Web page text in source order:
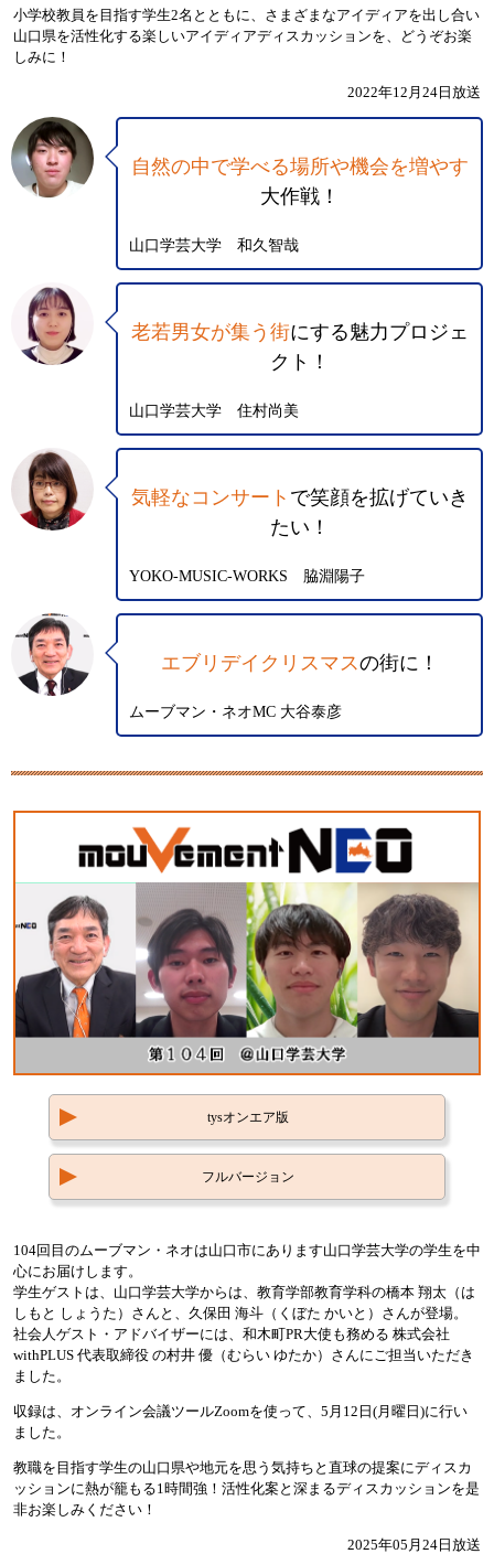
小学校教員を目指す学生2名とともに、さまざまなアイディアを出し合い
山口県を活性化する楽しいアイディアディスカッションを、どうぞお楽
しみに！
2022年12月24日放送
自然の中で学べる場所や機会を増やす
大作戦！
山口学芸大学 和久智哉
老若男女が集う街にする魅力プロジェ
クト！
山口学芸大学 住村尚美
気軽なコンサート で笑顔を拡げていき
たい！
YOKO-MUSIC-WORKS 脇淵陽子
エブリデイクリスマスの街に！
ムーブマン・ネオMC 大谷泰彦
tysオンエア版
フルバージョン
104回目のムーブマン・ネオは山口市にあります山口学芸大学の学生を中
心にお届けします。
学生ゲストは、山口学芸大学からは、教育学部教育学科の橋本 翔太（は
しもと しょうた）さんと、久保田 海斗（くぼた かいと）さんが登場。
社会人ゲスト・アドバイザーには、和木町PR大使も務める 株式会社
withPLUS 代表取締役 の村井 優（むらい ゆたか）さんにご担当いただき
ました。
収録は、オンライン会議ツールZoomを使って、5月12日(月曜日)に行い
ました。
教職を目指す学生の山口県や地元を思う気持ちと直球の提案にディスカ
ッションに熱が籠もる1時間強！活性化案と深まるディスカッションを是
非お楽しみください！
2025年05月24日放送